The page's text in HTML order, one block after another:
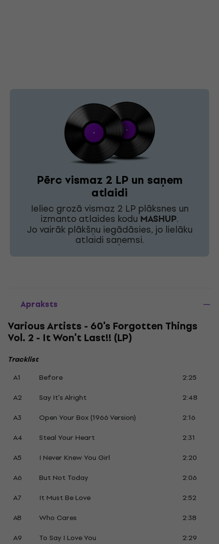
Pērc vismaz 2 LP un saņem
atlaidi
Ieliec grozā vismaz 2 LP plāksnes un
izmanto atlaides koduMASHUP.
Jo vairāk plākšņu iegādāsies, jo lielāku
atlaidi saņemsi.
Apraksts
Various Artists - 60's Forgotten Things
Vol. 2 - It Won't Last!! (LP)
Tracklist
A1
Before
2:25
A2
Say It's Alright
2:48
A3
Open Your Box (1966 Version)
2:16
A4
Steal Your Heart
2:31
A5
I Never Knew You Girl
2:20
A6
But Not Today
2:06
A7
It Must Be Love
2:52
A8
Who Cares
2:38
A9
To Say I Love You 2:29